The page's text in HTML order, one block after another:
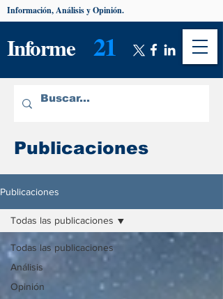
Informe 21
Información, Análisis y Opinión.
Publicaciones
Publicaciones
Todas las publicaciones
Análisis
Opinión
Todas las publicaciones